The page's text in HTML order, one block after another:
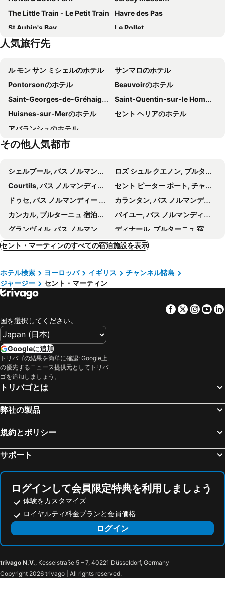
The Little Train - Le Petit Train
Havre des Pas
St Aubin's Bay
Le Pollet
Guernsey Airport
de Siouville-Hague
du Passous
人気旅行先
ル モン サン ミシェルのホテル
サンマロのホテル
Pontorsonのホテル
Beauvoirのホテル
Saint-Georges-de-Gréhaigneのホテル
Saint-Quentin-sur-le Hommeのホテル
Huisnes-sur-Merのホテル
セント ヘリアのホテル
アバランシュのホテル
その他人気都市
シェルブール, バス ノルマンディー 宿泊施設 -
ロズ シュル クエノン, ブルターニュ 宿泊施設 -
Courtils, バス ノルマンディー 宿泊施設 -
セント ピーター ポート, チャンネル諸島 宿泊施設 -
ドゥセ, バス ノルマンディー 宿泊施設 -
カランタン, バス ノルマンディー 宿泊施設 -
カンカル, ブルターニュ 宿泊施設 -
バイユー, バス ノルマンディー 宿泊施設 -
グランヴィル, バス ノルマンディー 宿泊施設 -
ディナール, ブルターニュ 宿泊施設 -
Le Vivier-sur-Mer, ブルターニュ 宿泊施設 -
ディナン, ブルターニュ 宿泊施設 -
Saint-Hilaire-Petitville, バス ノルマンディー 宿泊施設 -
Jullouville, バス ノルマンディー 宿泊施設 -
Genêts, バス ノルマンディー 宿泊施設 -
ドル ド ブルターニュ, ブルターニュ 宿泊施設 -
Pleine-Fougères, ブルターニュ 宿泊施設 -
ル モン サン ミシェル, バス ノルマンディー 宿泊施設 -
サンマロ, ブルターニュ 宿泊施設 -
Pontorson, バス ノルマンディー 宿泊施設 -
Saint-Georges-de-Gréhaigne, ブルターニュ 宿泊施設 -
Huisnes-sur-Mer, バス ノルマンディー 宿泊施設 -
アバランシュ, バス ノルマンディー 宿泊施設 -
エディンバラ, スコットランド 宿泊施設 -
マンチェスター, イングランド 宿泊施設 -
リヴァプール, イングランド 宿泊施設 -
オックスフォード, イングランド 宿泊施設 -
セント・マーティンのすべての宿泊施設を表示
ホテル検索 ヨーロッパ イギリス
チャンネル諸島
ジャージー
セント・マーティン
Facebook
Twitter
国を選択してください。
Googleに追加
トリバゴの結果を簡単に確認: Google上
の優先するニュース提供元としてトリバ
ゴを追加しましょう。
トリバゴとは
弊社の製品
規約とポリシー
サポート
ログインして会員限定特典を利用しましょう
体験をカスタマイズ
ロイヤルティ料金プランと会員価格
ログイン
trivago N.V., Kesselstraße 5 – 7, 40221 Düsseldorf, Germany
Copyright 2026 trivago | All rights reserved.